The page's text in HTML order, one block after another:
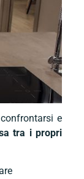
e
tra i propri